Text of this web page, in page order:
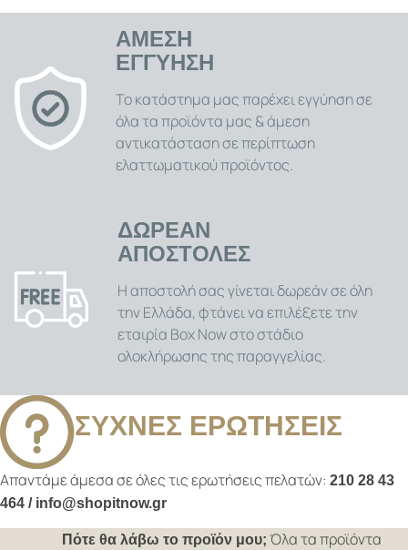
ΑΜΕΣΗ
ΕΓΓΥΗΣΗ
Το κατάστημα μας παρέχει εγγύηση σε
όλα τα προϊόντα μας & άμεση
αντικατάσταση σε περίπτωση
ελαττωματικού προϊόντος.
ΔΩΡΕΑΝ
ΑΠΟΣΤΟΛΕΣ
Η αποστολή σας γίνεται δωρεάν σε όλη
την Ελλάδα, φτάνει να επιλέξετε την
εταιρία Box Now στο στάδιο
ολοκλήρωσης της παραγγελίας.
ΣΥΧΝΕΣ ΕΡΩΤΗΣΕΙΣ
Απαντάμε άμεσα σε όλες τις ερωτήσεις πελατών: 210 28 43
464 / info@shopitnow.gr
Πότε θα λάβω το προϊόν μου; Όλα τα προϊόντα